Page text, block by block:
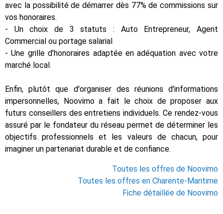
avec la possibilité de démarrer dès 77% de commissions sur
vos honoraires.
- Un choix de 3 statuts : Auto Entrepreneur, Agent
Commercial ou portage salarial
- Une grille d’honoraires adaptée en adéquation avec votre
marché local.
Enfin, plutôt que d'organiser des réunions d'informations
impersonnelles, Noovimo a fait le choix de proposer aux
futurs conseillers des entretiens individuels. Ce rendez-vous
assuré par le fondateur du réseau permet de déterminer les
objectifs professionnels et les valeurs de chacun, pour
imaginer un partenariat durable et de confiance.
Toutes les offres de Noovimo
Toutes les offres en Charente-Maritime
Fiche détaillée de Noovimo